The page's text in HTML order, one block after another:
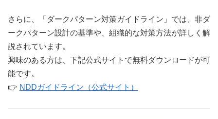
さらに、「ダークパターン対策ガイドライン」では、非ダ
ークパターン設計の基準や、組織的な対策方法が詳しく解
説されています。
興味のある方は、下記公式サイトで無料ダウンロードが可
能です。
👉 NDDガイドライン（公式サイト）